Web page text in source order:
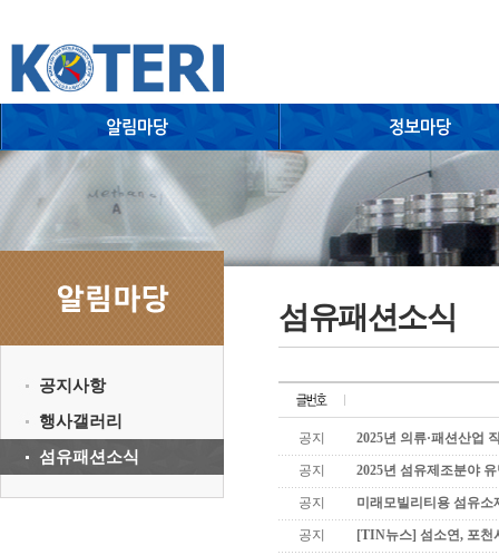
공지사항
행사갤러리
섬유패션소식
섬유패션소식
공지 2025년 의류·패션산업
공지 2025년 섬유제조분야
공지 미래모빌리티용 섬유소
공지 [TIN뉴스] 섬소연, 포천